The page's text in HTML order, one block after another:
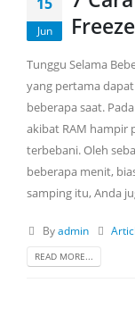
Jun
Freeze
Tunggu Selama
yang pertama
beberapa saat.
akibat RAM hampir
terbebani. Oleh
beberapa menit,
samping itu, Anda
Byadmin
READ MORE...